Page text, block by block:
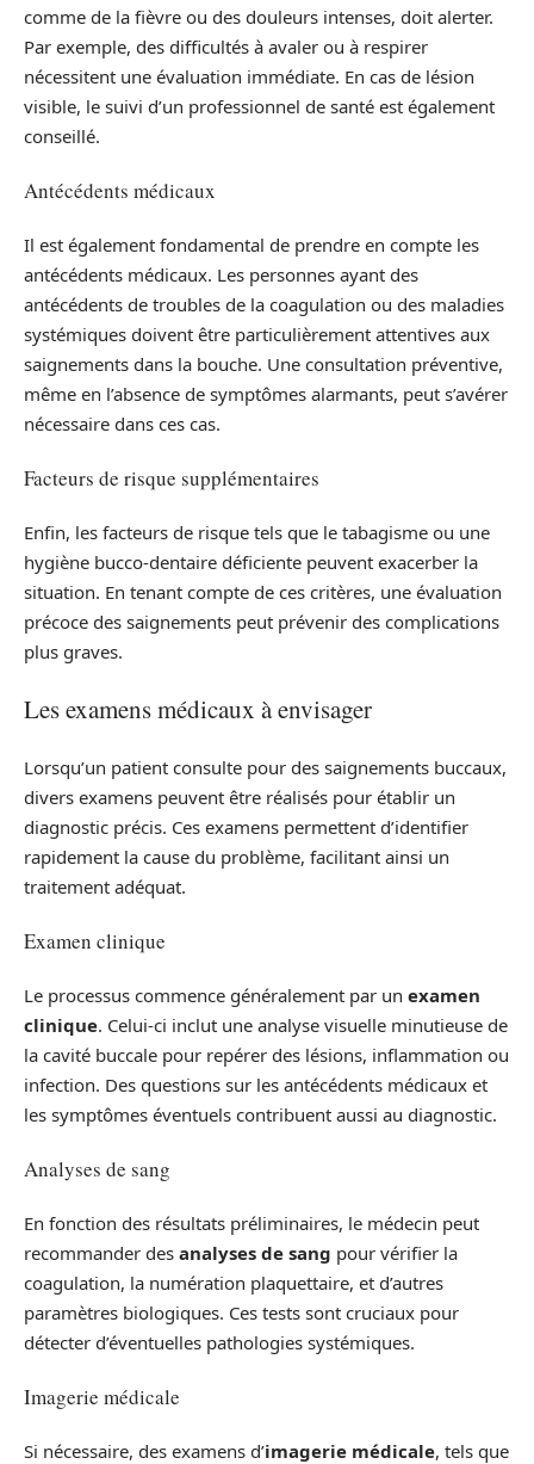
comme de la fièvre ou des douleurs intenses, doit alerter.
Par exemple, des difficultés à avaler ou à respirer
nécessitent une évaluation immédiate. En cas de lésion
visible, le suivi d’un professionnel de santé est également
conseillé.
Antécédents médicaux
Il est également fondamental de prendre en compte les
antécédents médicaux. Les personnes ayant des
antécédents de troubles de la coagulation ou des maladies
systémiques doivent être particulièrement attentives aux
saignements dans la bouche. Une consultation préventive,
même en l’absence de symptômes alarmants, peut s’avérer
nécessaire dans ces cas.
Facteurs de risque supplémentaires
Enfin, les facteurs de risque tels que le tabagisme ou une
hygiène bucco-dentaire déficiente peuvent exacerber la
situation. En tenant compte de ces critères, une évaluation
précoce des saignements peut prévenir des complications
plus graves.
Les examens médicaux à envisager
Lorsqu’un patient consulte pour des saignements buccaux,
divers examens peuvent être réalisés pour établir un
diagnostic précis. Ces examens permettent d’identifier
rapidement la cause du problème, facilitant ainsi un
traitement adéquat.
Examen clinique
Le processus commence généralement par un examen
clinique. Celui-ci inclut une analyse visuelle minutieuse de
la cavité buccale pour repérer des lésions, inflammation ou
infection. Des questions sur les antécédents médicaux et
les symptômes éventuels contribuent aussi au diagnostic.
Analyses de sang
En fonction des résultats préliminaires, le médecin peut
recommander des analyses de sang pour vérifier la
coagulation, la numération plaquettaire, et d’autres
paramètres biologiques. Ces tests sont cruciaux pour
détecter d’éventuelles pathologies systémiques.
Imagerie médicale
Si nécessaire, des examens d’imagerie médicale, tels que